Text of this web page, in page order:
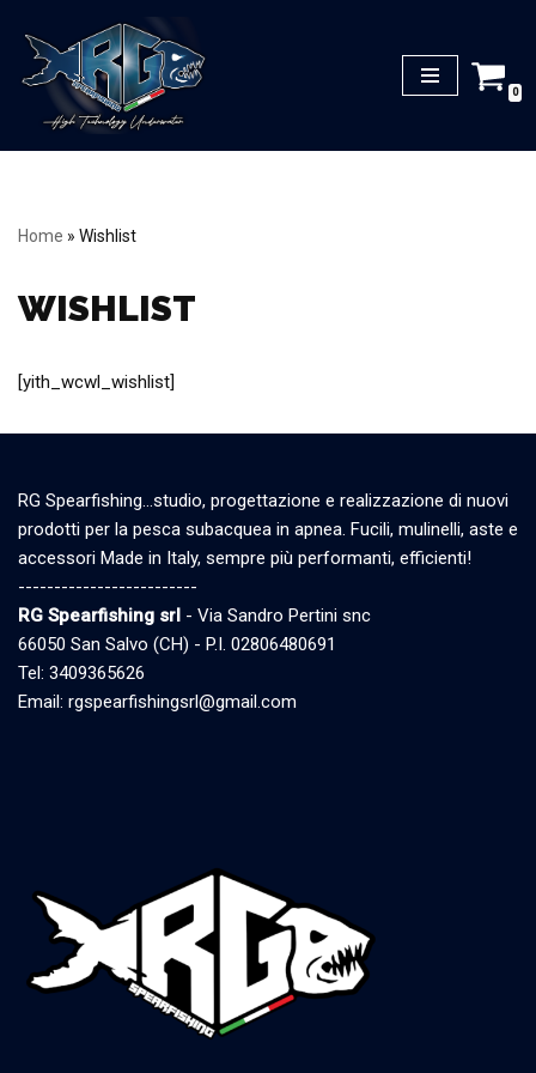
Vai
al
contenuto
0
Home » Wishlist
WISHLIST
[yith_wcwl_wishlist]
RG Spearfishing…studio, progettazione e realizzazione di nuovi
prodotti per la pesca subacquea in apnea. Fucili, mulinelli, aste e
accessori Made in Italy, sempre più performanti, efficienti!
-------------------------
RG Spearfishing srl - Via Sandro Pertini snc
66050 San Salvo (CH) - P.I. 02806480691
Tel: 3409365626
Email: rgspearfishingsrl@gmail.com